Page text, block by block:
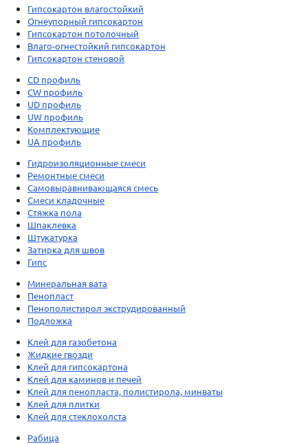
Гипсокартон влагостойкий
Огнеупорный гипсокартон
Гипсокартон потолочный
Влаго-огнестойкий гипсокартон
Гипсокартон стеновой
CD профиль
CW профиль
UD профиль
UW профиль
Комплектующие
UA профиль
Гидроизоляционные смеси
Ремонтные смеси
Самовыравнивающаяся смесь
Смеси кладочные
Стяжка пола
Шпаклевка
Штукатурка
Затирка для швов
Гипс
Минеральная вата
Пенопласт
Пенополистирол экструдированный
Подложка
Клей для газобетона
Жидкие гвозди
Клей для гипсокартона
Клей для каминов и печей
Клей для пенопласта, полистирола, минваты
Клей для плитки
Клей для стеклохолста
Рабица